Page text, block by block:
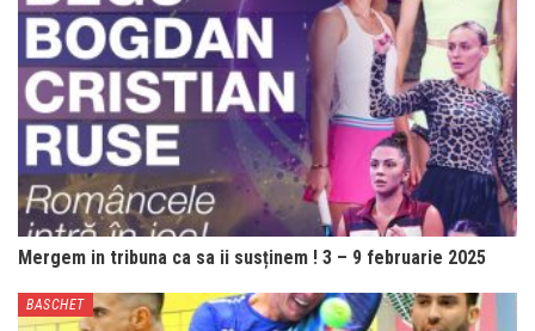
Mergem in tribuna ca sa ii susținem ! 3 – 9 februarie 2025
BASCHET